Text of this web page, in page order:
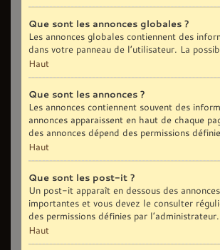
Que sont les annonces globales ?
Les annonces globales contiennent des
dans votre panneau de l’utilisateur. La
Haut
Que sont les annonces ?
Les annonces contiennent souvent des
annonces apparaissent en haut de chaque
des annonces dépend des permissions
Haut
Que sont les post-it ?
Un post-it apparaît en dessous des
importantes et vous devez le consulter
des permissions définies par l’administrateur.
Haut